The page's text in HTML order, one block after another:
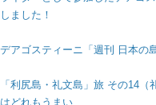
しました！
デアゴスティーニ「週刊 日本の
「利尻島・礼文島」旅 その14
はどれもうまい